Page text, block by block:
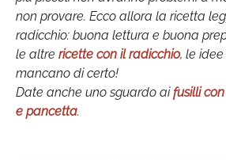
non provare. Ecco allora la ricetta
radicchio: buona lettura e buona
le altre ricette con il radicchio, le
mancano di certo!
Date anche uno sguardo aifusilli
e pancetta.